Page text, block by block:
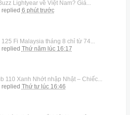
Lightyear về Việt Nam? Giá...
replied 6 phút trước
Fi Malaysia tháng 8 chỉ từ 74...
replied Thứ năm lúc 16:17
110 Xanh Nhớt nhập Nhật – Chiếc...
replied Thứ tư lúc 16:46